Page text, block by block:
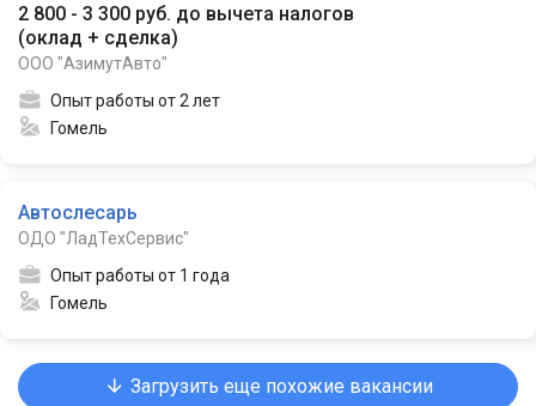
2 800 - 3 300 руб. до вычета налогов
(оклад + сделка)
ООО "АзимутАвто"
Опыт работы от 2 лет
Гомель
Автослесарь
ОДО "ЛадТехСервис"
Опыт работы от 1 года
Гомель
Загрузить еще похожие вакансии